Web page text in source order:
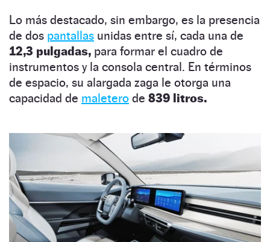
Lo más destacado, sin embargo, es la presencia
de dos pantallas unidas entre sí, cada una de
12,3 pulgadas, para formar el cuadro de
instrumentos y la consola central. En términos
de espacio, su alargada zaga le otorga una
capacidad de maletero de 839 litros.